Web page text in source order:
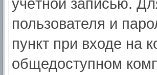
учётной записью.
пользователя и
пункт при входе на
общедоступном